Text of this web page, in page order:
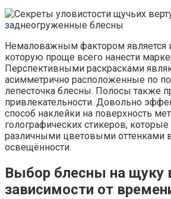
Немаловажным фактором является
которую проще всего нанести
Перспективными раскрасками
асимметрично расположенные по
лепесточка блесны. Полосы также
привлекательности. Довольно
способ наклейки на поверхность
голографических стикеров,
различными цветовыми оттенками
освещённости.
Выбор блесны на щуку
зависимости от